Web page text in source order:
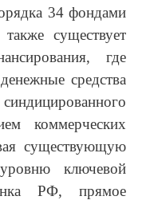
34 фондами
существует
где
средства
коммерческих
существующую
ключевой
РФ, прямое